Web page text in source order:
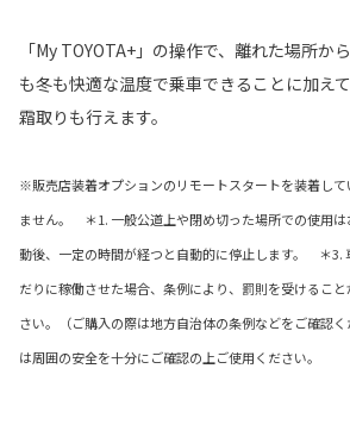
「My TOYOTA+」の操作で、離れた場所か
も冬も快適な温度で乗車できることに加え
霜取りも行えます。
※販売店装着オプションのリモートスタートを装着し
ません。 ＊1. 一般公道上や閉め切った場所での使用
動後、一定の時間が経つと自動的に停止します。 ＊3.
だりに稼働させた場合、条例により、罰則を受けるこ
さい。（ご購入の際は地方自治体の条例などをご確認
は周囲の安全を十分にご確認の上ご使用ください。